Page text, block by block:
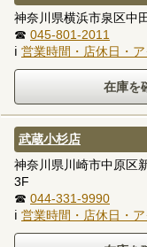
神奈川県横浜市泉区中
☎ 045-801-2011
ℹ 営業時間・店休日・
武蔵小杉店
神奈川県川崎市中原区
3F
☎ 044-331-9990
ℹ 営業時間・店休日・